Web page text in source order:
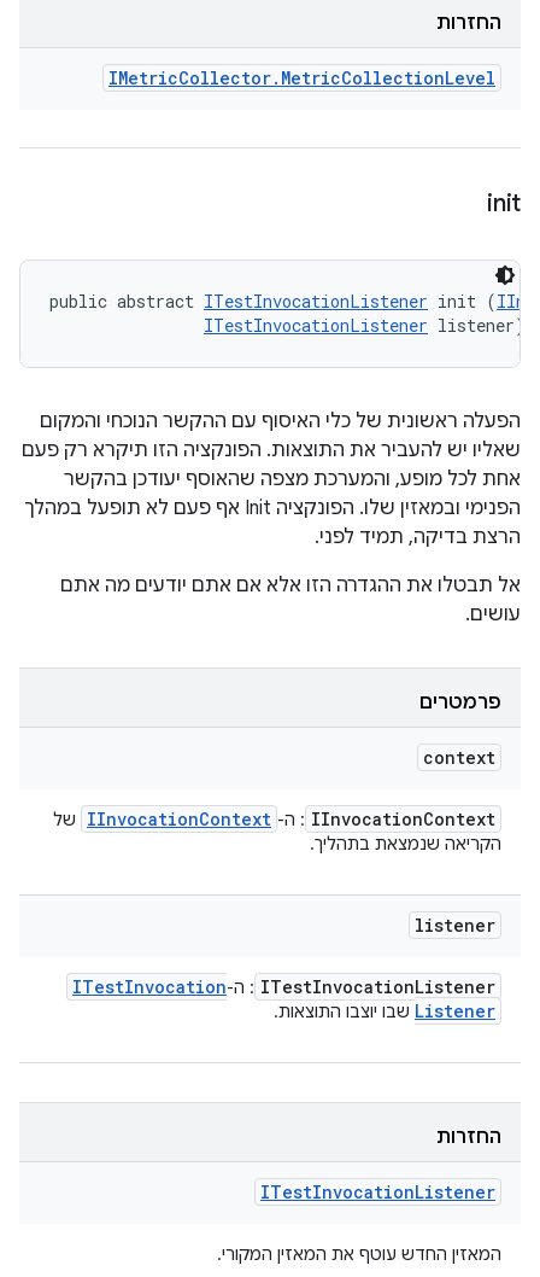
החזרות
IMetricCollector. MetricCollectionLevel
init
public abstract ITestInvocationListener init (
ITestInvocationListener listener)
הפעלה ראשונית של כלי האיסוף עם ההקשר הנוכחי והמקום
שאליו יש להעביר את התוצאות. הפונקציה הזו תיקרא רק פעם
אחת לכל מופע, והמערכת מצפה שהאוסף יעודכן בהקשר
הפנימי ובמאזין שלו. הפונקציה Init אף פעם לא תופעל במהלך
הרצת בדיקה, תמיד לפני.
אל תבטלו את ההגדרה הזו אלא אם אתם יודעים מה אתם
עושים.
פרמטרים
context
IInvocationContext : ה- IInvocationContext
של
הקריאה שנמצאת בתהליך.
listener
ITestInvocationListener : ה- ITestInvocation
Listener שבו יוצבו התוצאות.
החזרות
ITestInvocationListener
המאזין החדש עוטף את המאזין המקורי.